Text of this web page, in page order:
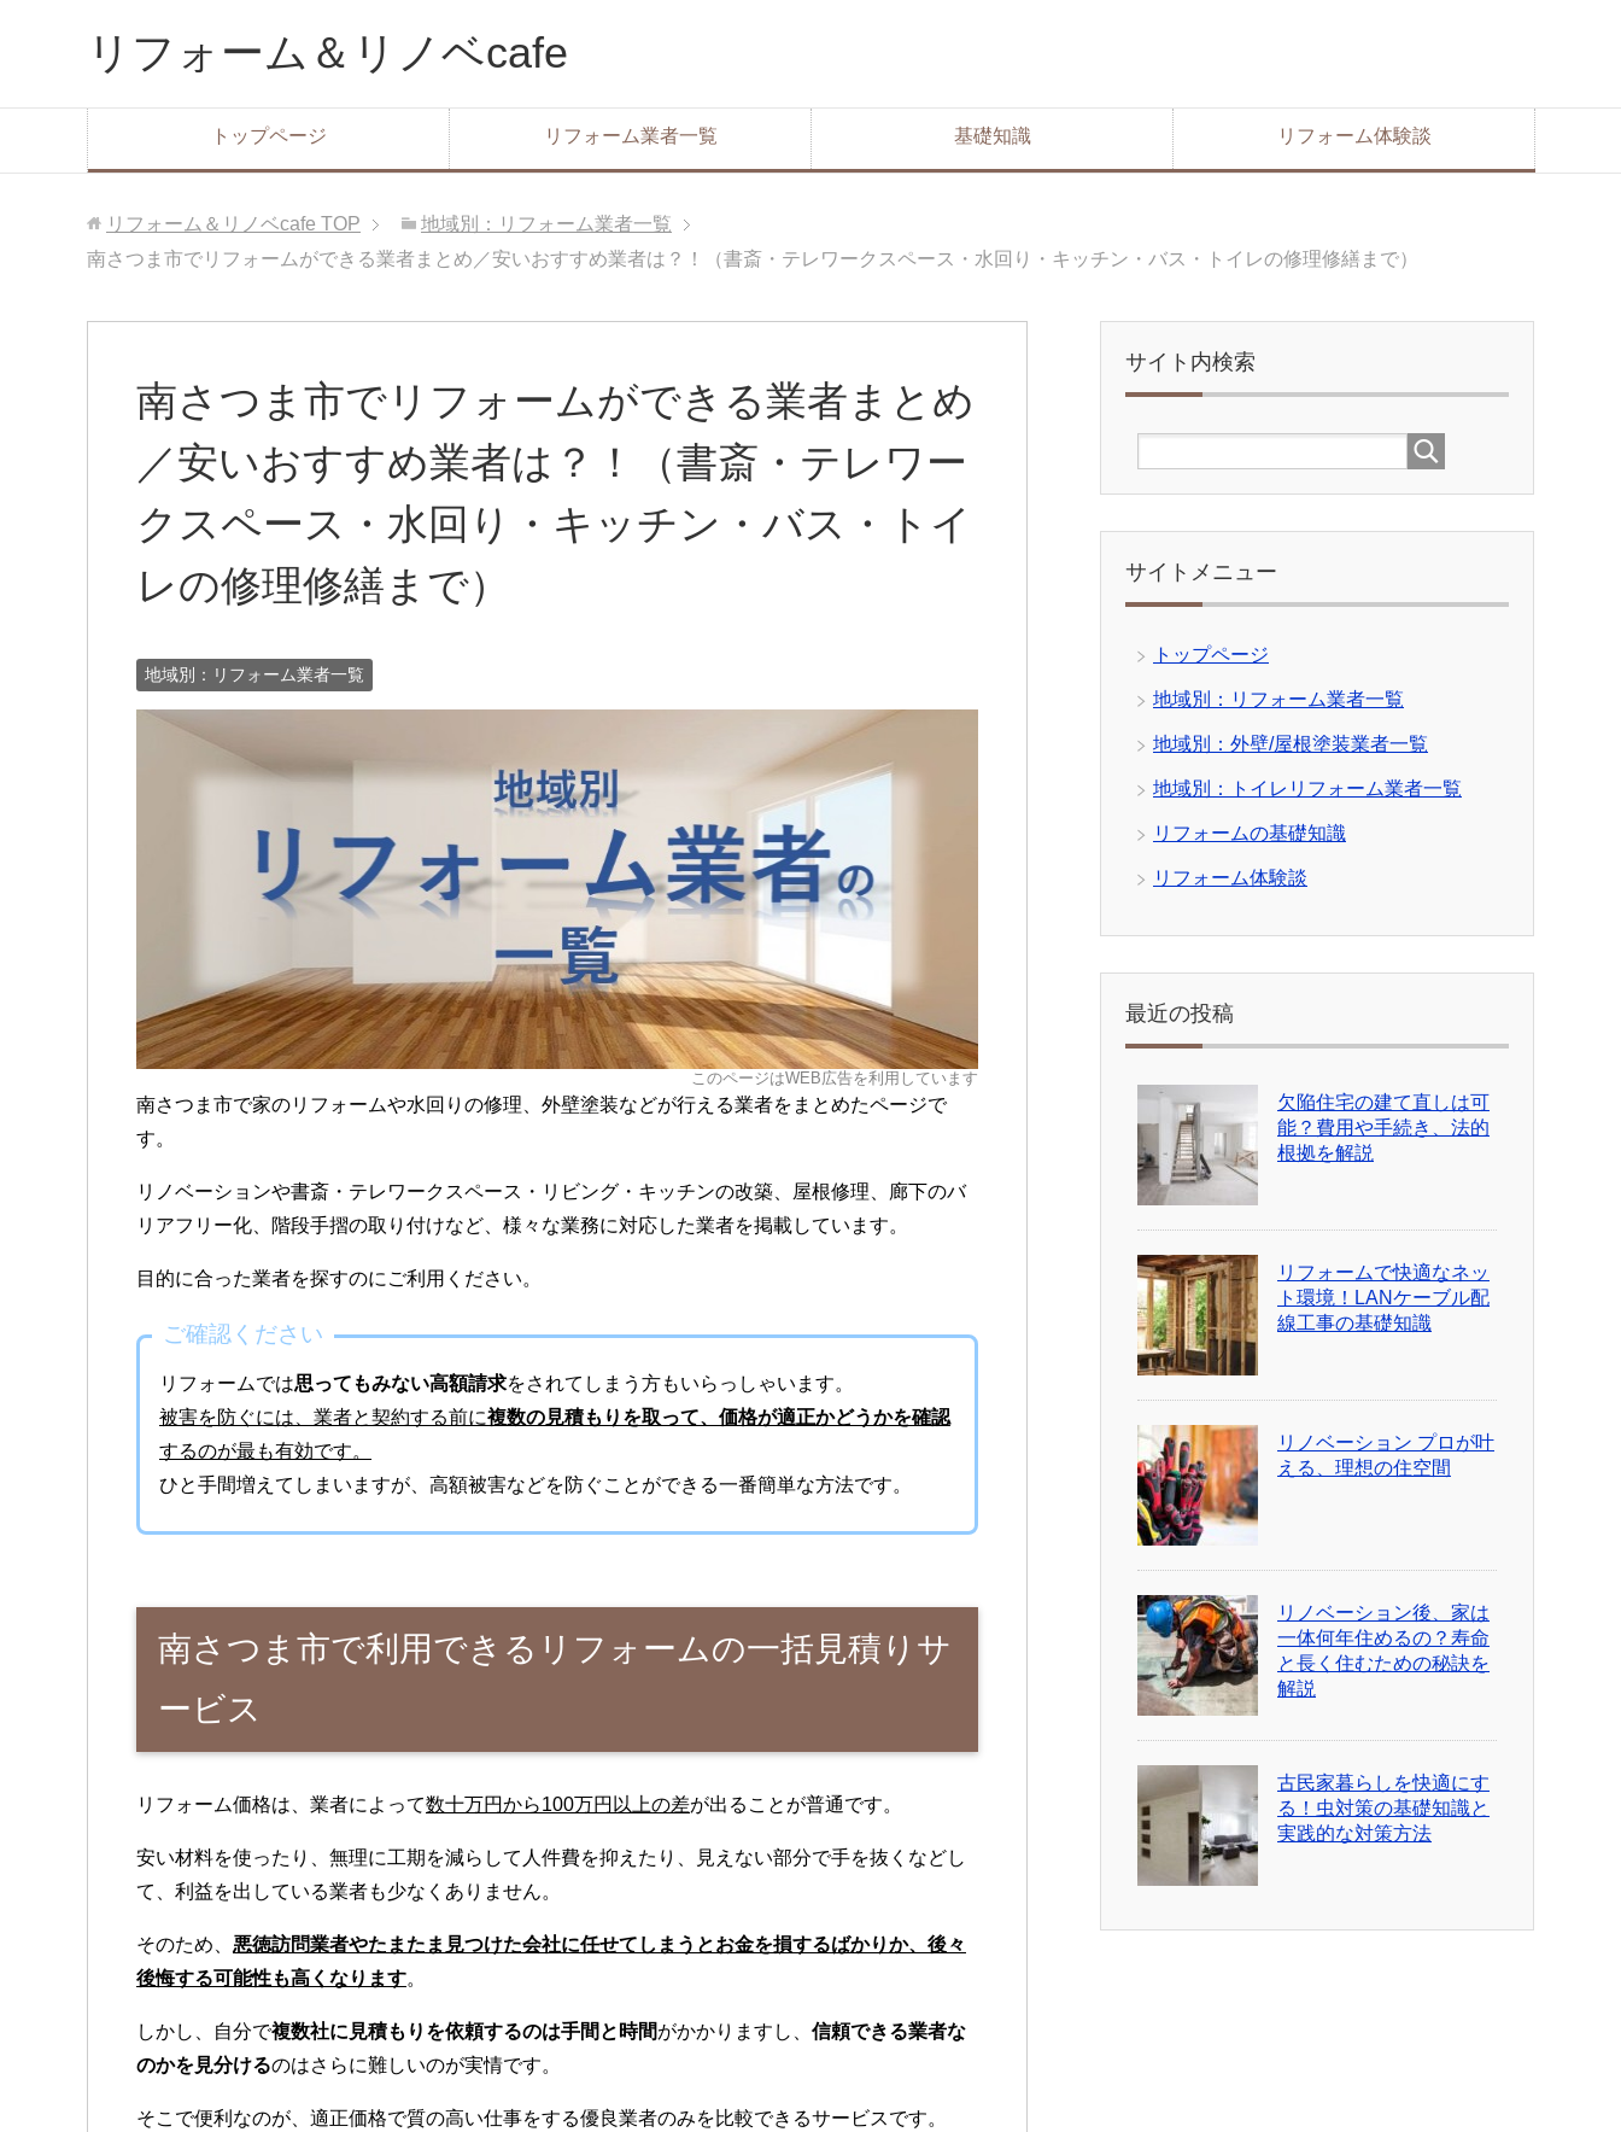
リフォーム＆リノベcafe
トップページ リフォーム業者一覧 基礎知識 リフォーム体験談
リフォーム＆リノベcafe TOP
地域別：リフォーム業者一覧
南さつま市でリフォームができる業者まとめ／安いおすすめ業者は？！（書斎・テレワークスペース・水回り・キッチン・バス・トイレの修理修繕まで）
南さつま市でリフォームができる業者まとめ
／安いおすすめ業者は？！（書斎・テレワー
クスペース・水回り・キッチン・バス・トイ
レの修理修繕まで）
地域別：リフォーム業者一覧
このページはWEB広告を利用しています
南さつま市で家のリフォームや水回りの修理、外壁塗装などが行える業者をまとめたページで
す。
リノベーションや書斎・テレワークスペース・リビング・キッチンの改築、屋根修理、廊下のバ
リアフリー化、階段手摺の取り付けなど、様々な業務に対応した業者を掲載しています。
目的に合った業者を探すのにご利用ください。
ご確認ください
リフォームでは思ってもみない高額請求をされてしまう方もいらっしゃいます。
被害を防ぐには、業者と契約する前に複数の見積もりを取って、価格が適正かどうかを確認
するのが最も有効です。
ひと手間増えてしまいますが、高額被害などを防ぐことができる一番簡単な方法です。
南さつま市で利用できるリフォームの一括見積りサ
ービス
リフォーム価格は、業者によって数十万円から100万円以上の差が出ることが普通です。
安い材料を使ったり、無理に工期を減らして人件費を抑えたり、見えない部分で手を抜くなどし
て、利益を出している業者も少なくありません。
そのため、 悪徳訪問業者やたまたま見つけた会社に任せてしまうとお金を損するばかりか、後々
後悔する可能性も高くなります。
しかし、自分で複数社に見積もりを依頼するのは手間と時間がかかりますし、 信頼できる業者な
のかを見分けるのはさらに難しいのが実情です。
そこで便利なのが、適正価格で質の高い仕事をする優良業者のみを比較できるサービスです。
サイト内検索
サイトメニュー
トップページ
地域別：リフォーム業者一覧
地域別：外壁/屋根塗装業者一覧
地域別：トイレリフォーム業者一覧
リフォームの基礎知識
リフォーム体験談
最近の投稿
欠陥住宅の建て直しは可
能？費用や手続き、法的
根拠を解説
リフォームで快適なネッ
ト環境！LANケーブル配
線工事の基礎知識
リノベーション プロが叶
える、理想の住空間
リノベーション後、家は
一体何年住めるの？寿命
と長く住むための秘訣を
解説
古民家暮らしを快適にす
る！虫対策の基礎知識と
実践的な対策方法